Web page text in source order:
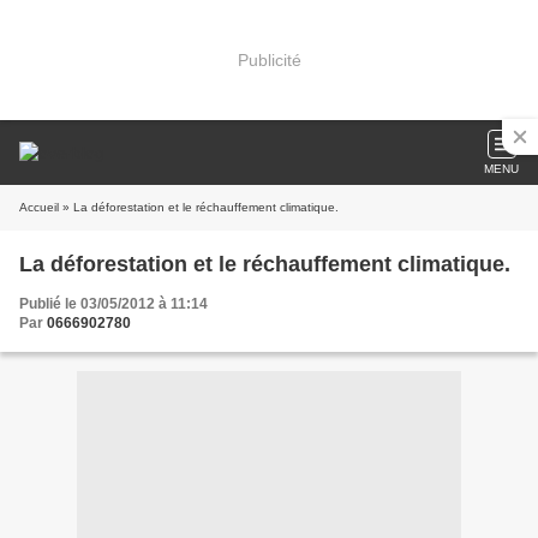
Publicité
MENU
Accueil » La déforestation et le réchauffement climatique.
La déforestation et le réchauffement climatique.
Publié le 03/05/2012 à 11:14
Par 0666902780